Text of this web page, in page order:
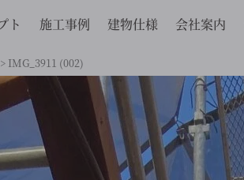
ト 施工事例 建物仕様 会社案内
> IMG_3911 (002)